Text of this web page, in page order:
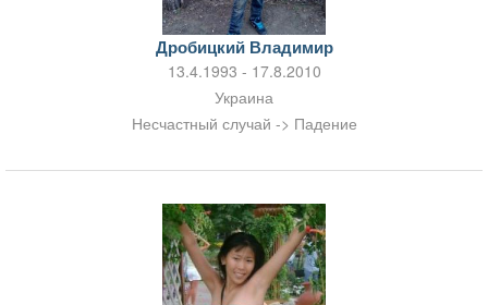
Дробицкий Владимир
13.4.1993 - 17.8.2010
Украина
Несчастный случай -> Падение